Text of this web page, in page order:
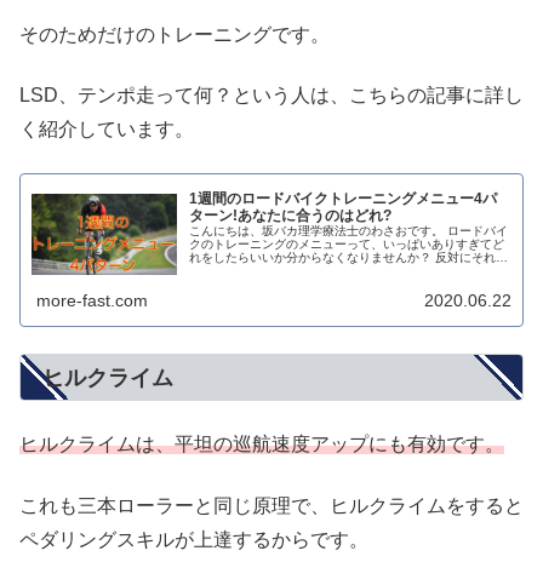
そのためだけのトレーニングです。
LSD、テンポ走って何？という人は、こちらの記事に詳し
く紹介しています。
1週間のロードバイクトレーニングメニュー4パ
ターン!あなたに合うのはどれ?
こんにちは、坂バカ理学療法士のわさおです。 ロードバイ
クのトレーニングのメニューって、いっぱいありすぎてど
れをしたらいいか分からなくなりませんか？ 反対にそれぞ
more-fast.com 2020.06.22
ヒルクライム
ヒルクライムは、平坦の巡航速度アップにも有効です。
これも三本ローラーと同じ原理で、ヒルクライムをすると
ペダリングスキルが上達するからです。